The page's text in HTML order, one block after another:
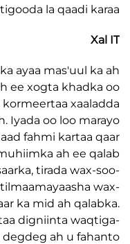
waqtigooda la qaadi
ayaa
ah ee xogta
waxay kormeertaa
ah. Iyada oo loo
waxaad fahmi
muhiimka ah ee
soo-saarka, tirada
qaar ka mid ah
kartaa digniinta
aad si degdeg ah u